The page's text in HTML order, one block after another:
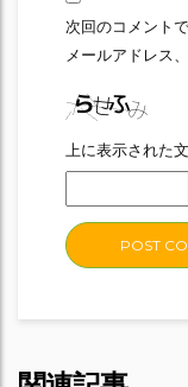
次回のコメント
メールアドレス
上に表示された